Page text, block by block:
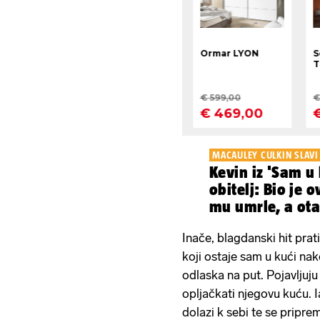
MACAULEY CULKIN
Kevin iz 'Sam
obitelj: Bio je
mu umrle, a
Inače, blagdanski hit
koji ostaje sam u kući
odlaska na put.
opljačkati njegovu kuću.
dolazi k sebi te se